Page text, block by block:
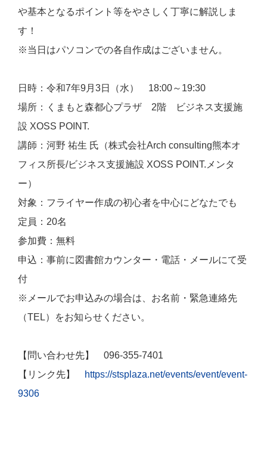
や基本となるポイント等をやさしく丁寧に解説しま
す！
※当日はパソコンでの各自作成はございません。
日時：令和7年9月3日（水） 18:00～19:30
場所：くまもと森都心プラザ 2階 ビジネス支援施
設 XOSS POINT.
講師：河野 祐生 氏（株式会社Arch consulting熊本オ
フィス所長/ビジネス支援施設 XOSS POINT.メンタ
ー）
対象：フライヤー作成の初心者を中心にどなたでも
定員：20名
参加費：無料
申込：事前に図書館カウンター・電話・メールにて受
付
※メールでお申込みの場合は、お名前・緊急連絡先
（TEL）をお知らせください。
【問い合わせ先】 096-355-7401
【リンク先】
https://stsplaza.net/events/event/event-
9306